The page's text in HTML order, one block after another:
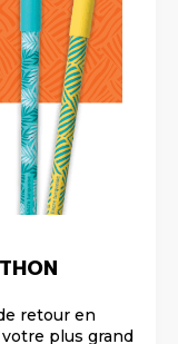
retour en
plus grand